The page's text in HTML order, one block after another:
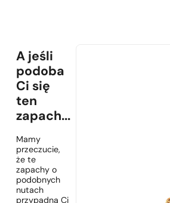
A jeśli
podoba
Ci się
ten
zapach...
Mamy
przeczucie,
że te
zapachy o
podobnych
nutach
przypadną Ci